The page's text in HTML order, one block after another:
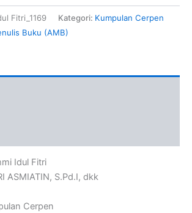
Fitri_1169 Kategori: Kumpulan Cerpen
Buku (AMB)
Idul Fitri
ASMIATIN, S.Pd.I, dkk
Cerpen